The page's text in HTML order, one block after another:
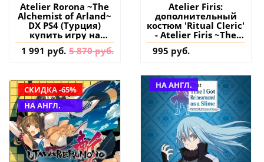
Atelier Rorona ~The
Alchemist of Arland~
DX PS4 (Турция)
купить игру на
аккаунт
1 991 руб. 5 870 руб.
Atelier Firis:
дополнительный
костюм 'Ritual Cleric'
- Atelier Firis ~The
Alchemist and the
Mysterious Journey~
дополнение на
аккаунт
995 руб.
СКИДКА -65%
НА АНГЛ.
НА АНГЛ.